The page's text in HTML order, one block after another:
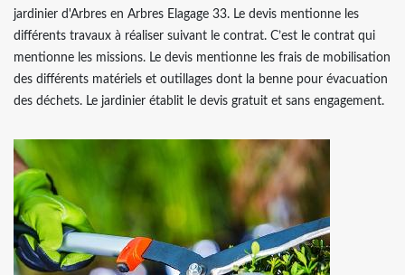
jardinier d'Arbres en Arbres Elagage 33. Le devis mentionne les
différents travaux à réaliser suivant le contrat. C’est le contrat qui
mentionne les missions. Le devis mentionne les frais de mobilisation
des différents matériels et outillages dont la benne pour évacuation
des déchets. Le jardinier établit le devis gratuit et sans engagement.